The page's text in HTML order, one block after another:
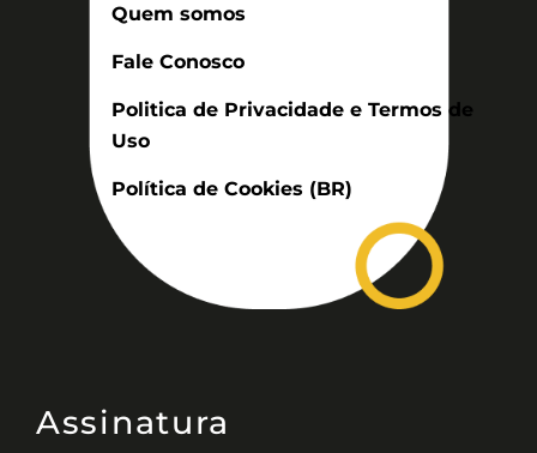
Quem somos
Fale Conosco
Politica de Privacidade e Termos de
Uso
Política de Cookies (BR)
Assinatura